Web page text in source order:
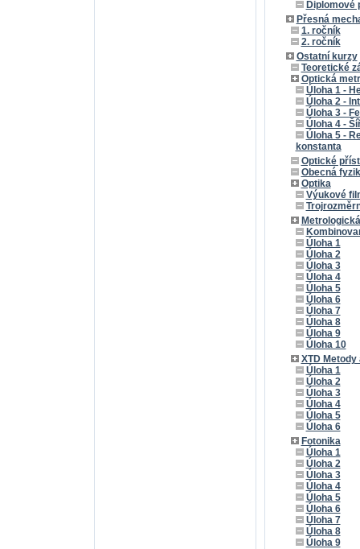
Diplomové
Přesná
1. ročník
2. ročník
Ostatní kurzy
Teoretické
Optická
Úloha 1 -
Úloha 2 -
Úloha 3 -
Úloha 4 -
Úloha 5 -
konstanta
Optické
Obecná
Optika
Výukové
Úloha 1
Úloha 2
Úloha 3
Úloha 4
Úloha 5
Úloha 6
Úloha 7
Úloha 8
Úloha 9
Úloha 10
XTD
Úloha 1
Úloha 2
Úloha 3
Úloha 4
Úloha 5
Úloha 6
Fotonika
Úloha 1
Úloha 2
Úloha 3
Úloha 4
Úloha 5
Úloha 6
Úloha 7
Úloha 8
Úloha 9